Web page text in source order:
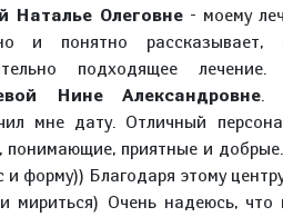
Наталье Олеговне- моему
и понятно рассказывает,
подходящее
Нине Александровне.
мне дату. Отличный
понимающие, приятные и
и форму)) Благодаря этому
Очень надеюсь, что